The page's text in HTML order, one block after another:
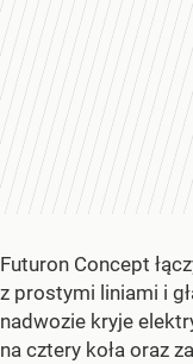
Futuron Concept
z prostymi liniami i
nadwozie kryje
na cztery koła oraz